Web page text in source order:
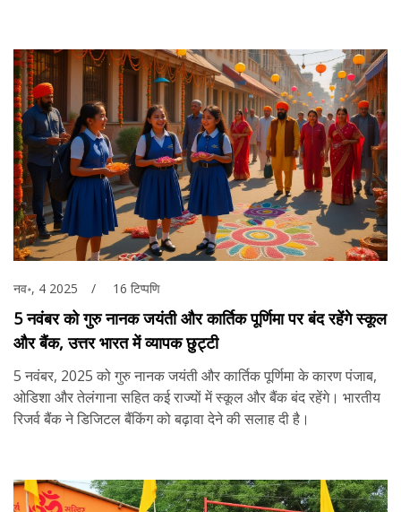
नव॰, 4 2025 16 टिप्पणि
5 नवंबर को गुरु नानक जयंती और कार्तिक पूर्णिमा पर बंद रहेंगे स्कूल
और बैंक, उत्तर भारत में व्यापक छुट्टी
5 नवंबर, 2025 को गुरु नानक जयंती और कार्तिक पूर्णिमा के कारण पंजाब,
ओडिशा और तेलंगाना सहित कई राज्यों में स्कूल और बैंक बंद रहेंगे। भारतीय
रिजर्व बैंक ने डिजिटल बैंकिंग को बढ़ावा देने की सलाह दी है।